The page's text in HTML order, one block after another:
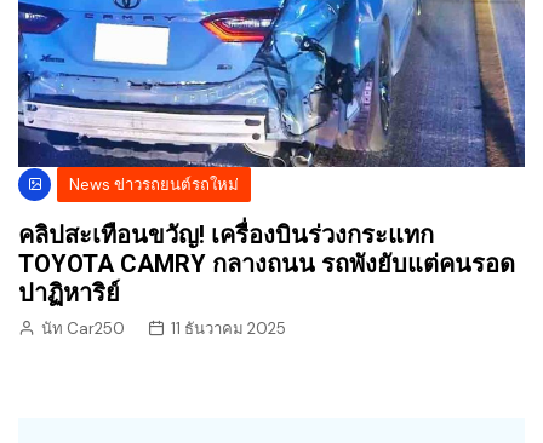
News ข่าวรถยนต์รถใหม่
คลิปสะเทือนขวัญ! เครื่องบินร่วงกระแทก
TOYOTA CAMRY กลางถนน รถพังยับแต่คนรอด
ปาฏิหาริย์
นัท Car250 11 ธันวาคม 2025